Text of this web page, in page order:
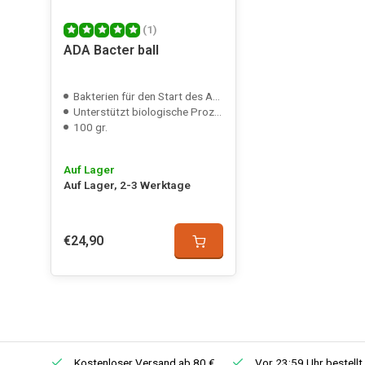
(1)
ADA Bacter ball
Bakterien für den Start des Aquariums
Unterstützt biologische Prozesse
100 gr.
Auf Lager
Auf Lager, 2-3 Werktage
€24,90